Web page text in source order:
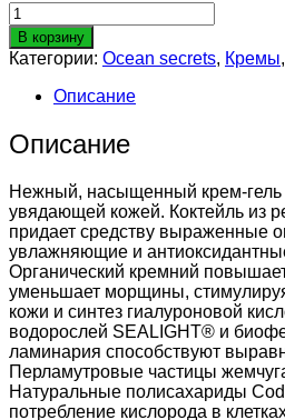
Количество
товара
Крем-
сияние
Ocean
Secrets,
50мл.
В корзину
Категории: Ocean secrets, Кремы,
Описание
Описание
Нежный, насыщенный крем-гель
увядающей кожей. Коктейль из
придает средству выраженные
увлажняющие и
Органический кремний
уменьшает морщины,
кожи и синтез гиалуроновой
водорослей SEALIGHT® и
ламинария способствуют
Перламутровые частицы
Натуральные полисахариды
потребление кислорода в